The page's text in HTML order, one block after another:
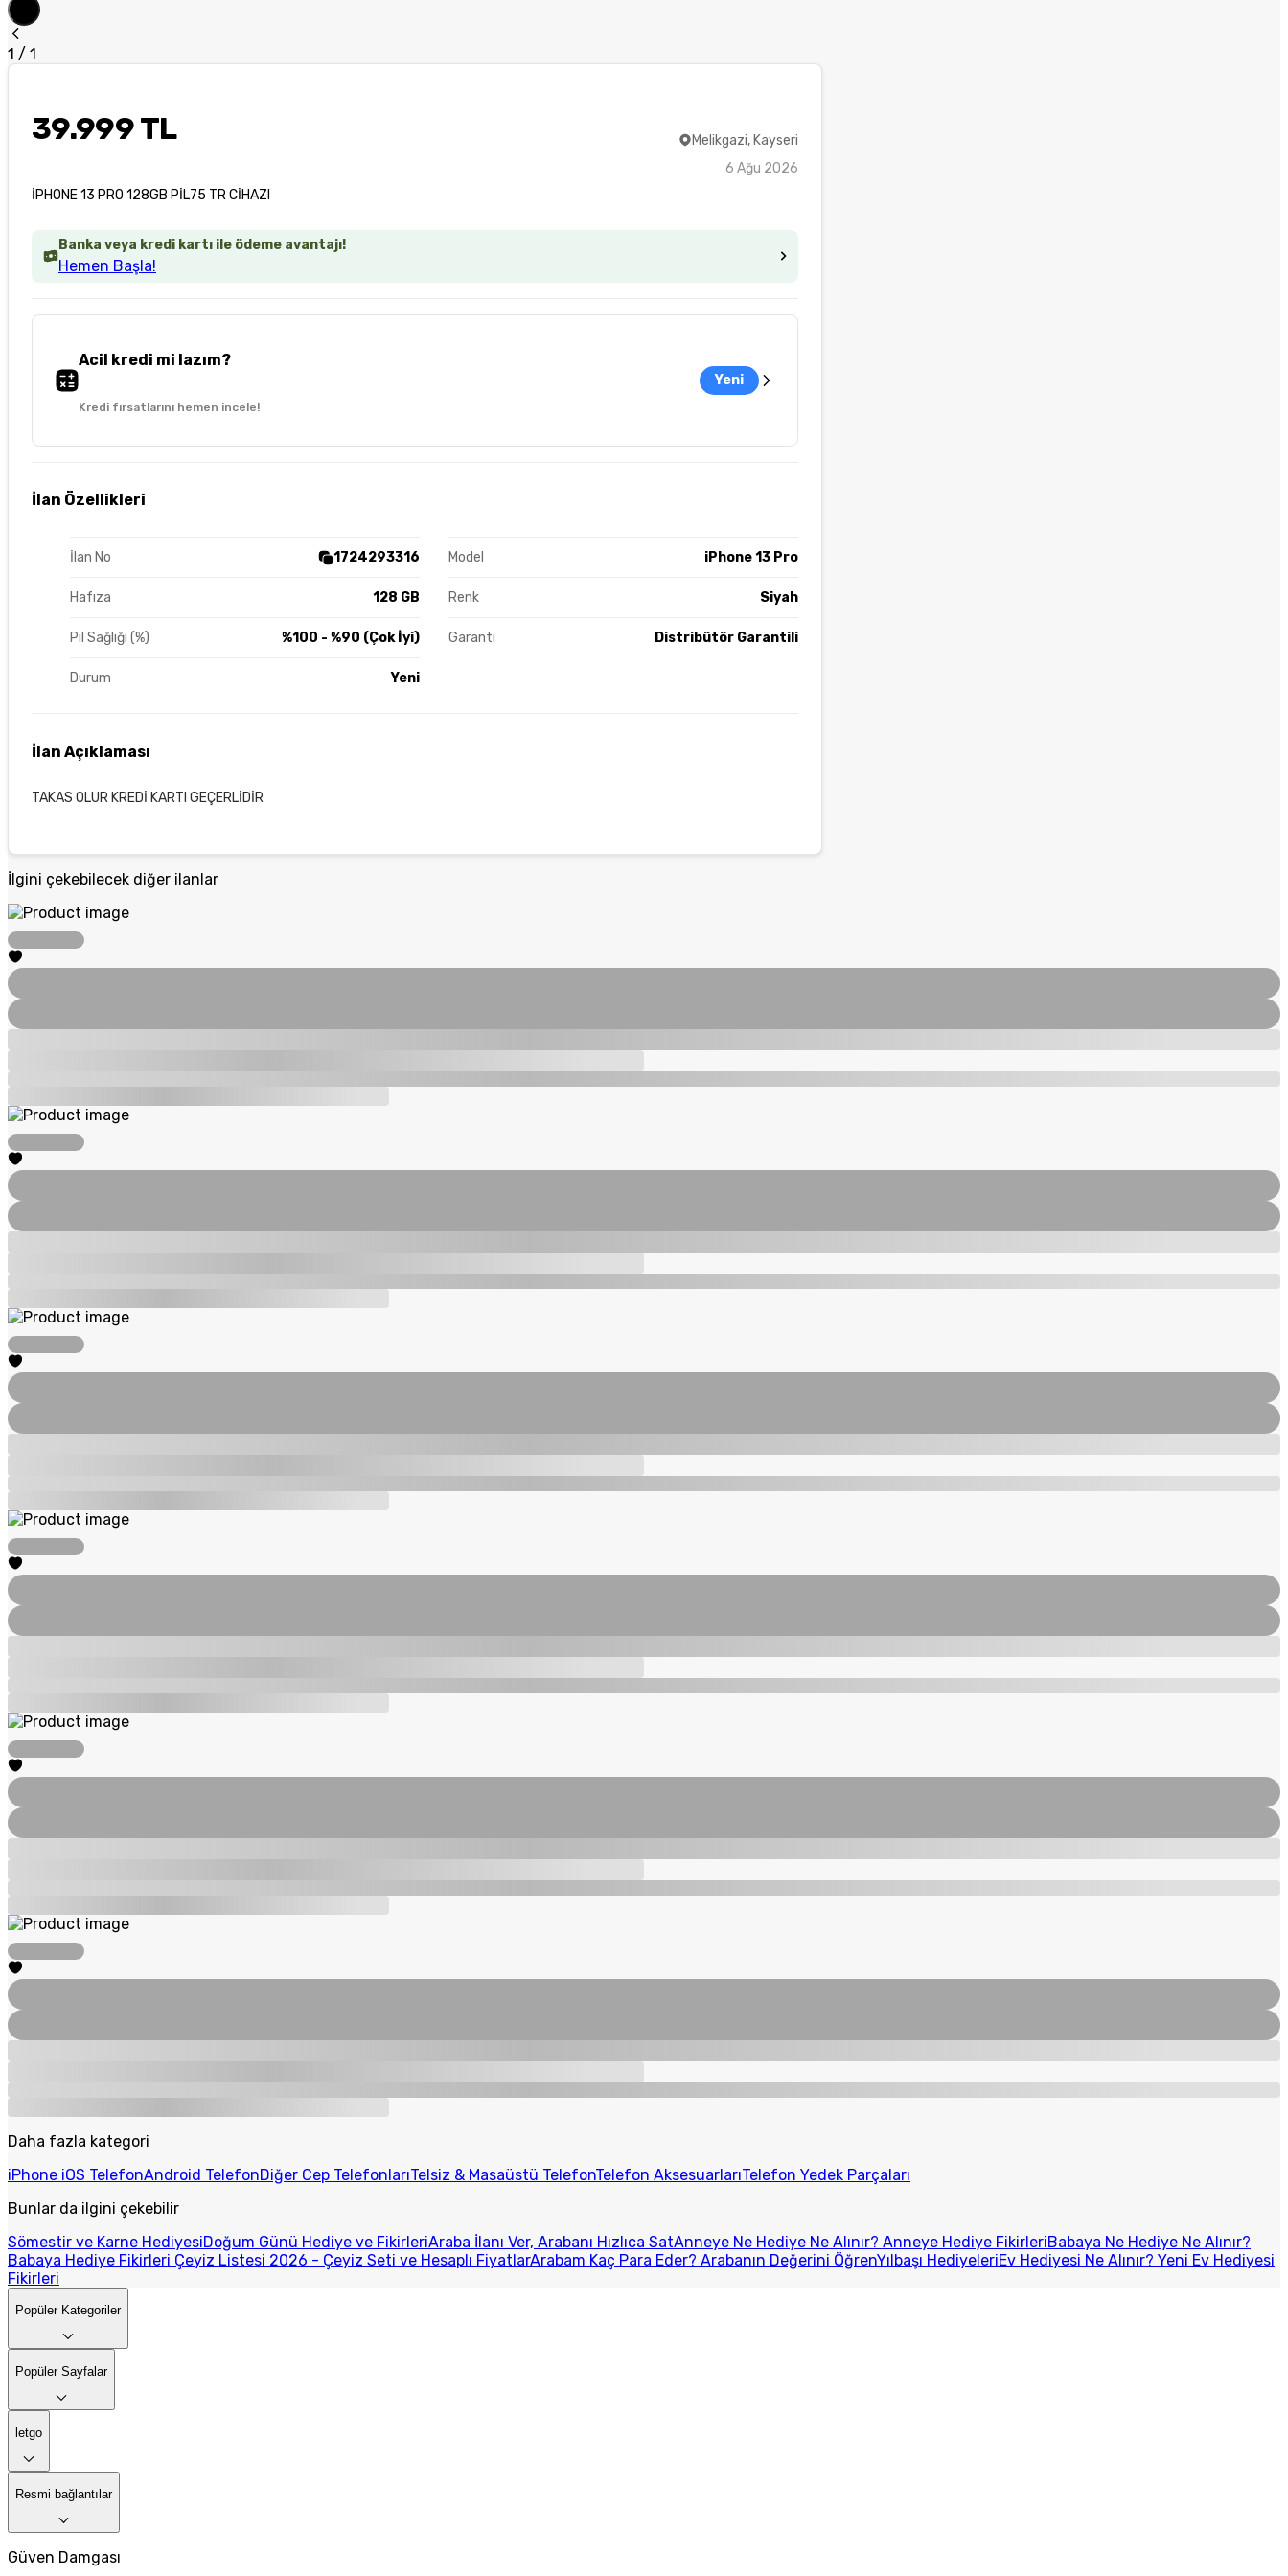
1 / 1
39.999 TL
İPHONE 13 PRO 128GB PİL75 TR CİHAZI
Melikgazi, Kayseri
6 Ağu 2026
Banka veya kredi kartı ile ödeme avantajı!
Hemen Başla!
Acil kredi mi lazım?
Kredi fırsatlarını hemen incele!
Yeni
İlan Özellikleri
İlan No 1724293316 Model iPhone 13 Pro
Hafıza 128 GB Renk Siyah
Pil Sağlığı (%) %100 - %90 (Çok İyi) Garanti Distribütör Garantili
Durum Yeni
İlan Açıklaması
TAKAS OLUR KREDİ KARTI GEÇERLİDİR
İlgini çekebilecek diğer ilanlar
Daha fazla kategori
iPhone iOS TelefonAndroid TelefonDiğer Cep TelefonlarıTelsiz & Masaüstü TelefonTelefon AksesuarlarıTelefon Yedek Parçaları
Bunlar da ilgini çekebilir
Sömestir ve Karne HediyesiDoğum Günü Hediye ve FikirleriAraba İlanı Ver, Arabanı Hızlıca SatAnneye Ne Hediye Ne Alınır? Anneye Hediye FikirleriBabaya Ne Hediye Ne Alınır?
Babaya Hediye Fikirleri Çeyiz Listesi 2026 - Çeyiz Seti ve Hesaplı FiyatlarArabam Kaç Para Eder? Arabanın Değerini ÖğrenYılbaşı HediyeleriEv Hediyesi Ne Alınır? Yeni Ev Hediyesi
Fikirleri
Popüler Kategoriler
Popüler Sayfalar
letgo
Resmi bağlantılar
Güven Damgası